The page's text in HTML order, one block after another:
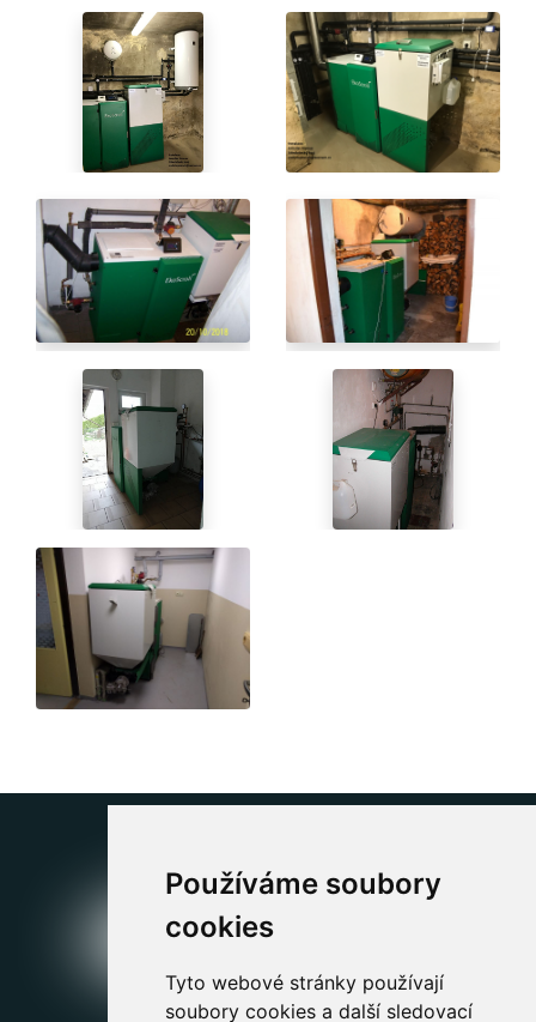
Používáme soubory
cookies
Tyto webové stránky používají
soubory cookies a další sledovací